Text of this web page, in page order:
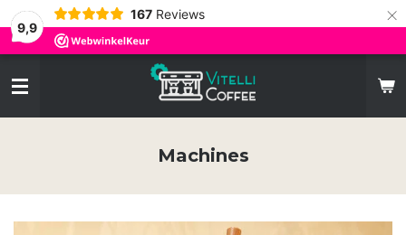
9,9
167 Reviews ×
Machines